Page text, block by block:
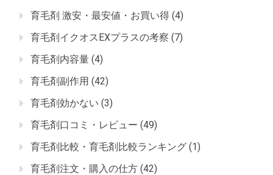
育毛剤 激安・最安値・お買い得 (4)
育毛剤イクオスEXプラスの考察 (7)
育毛剤内容量 (4)
育毛剤副作用 (42)
育毛剤効かない (3)
育毛剤口コミ・レビュー (49)
育毛剤比較・育毛剤比較ランキング (1)
育毛剤注文・購入の仕方 (42)